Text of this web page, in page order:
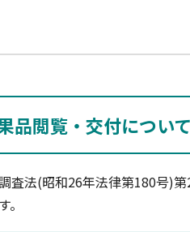
品閲覧・交付について
査法(昭和26年法律第180号)